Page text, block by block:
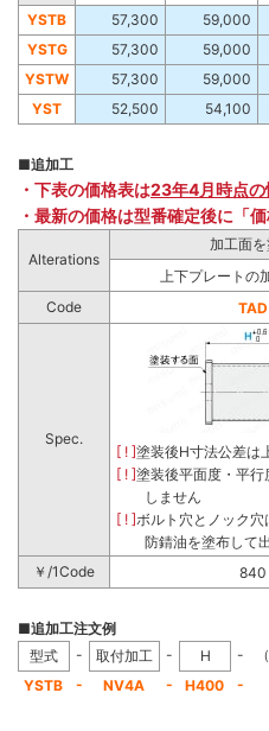
YSTB
57,300 59,000
YSTG
57,300 59,000
YSTW
57,300 59,000
YST
52,500 54,100
■追加工
・下表の価格表は23年4月時点の
・最新の価格は型番確定後に「
Alterations
加工面を
上下プレートの
Code
TAD
Spec.
[ ! ]塗装後H寸法公差は
[ ! ]塗装後平面度・平
しません
[ ! ]ボルト穴とノック穴
防錆油を塗布して
￥/1Code 840
■追加工注文例
型式
- 取付加工 - H -
YSTB
- NV4A - H400 -